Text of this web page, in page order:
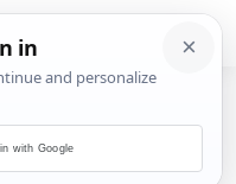
ZA TAG
with Google